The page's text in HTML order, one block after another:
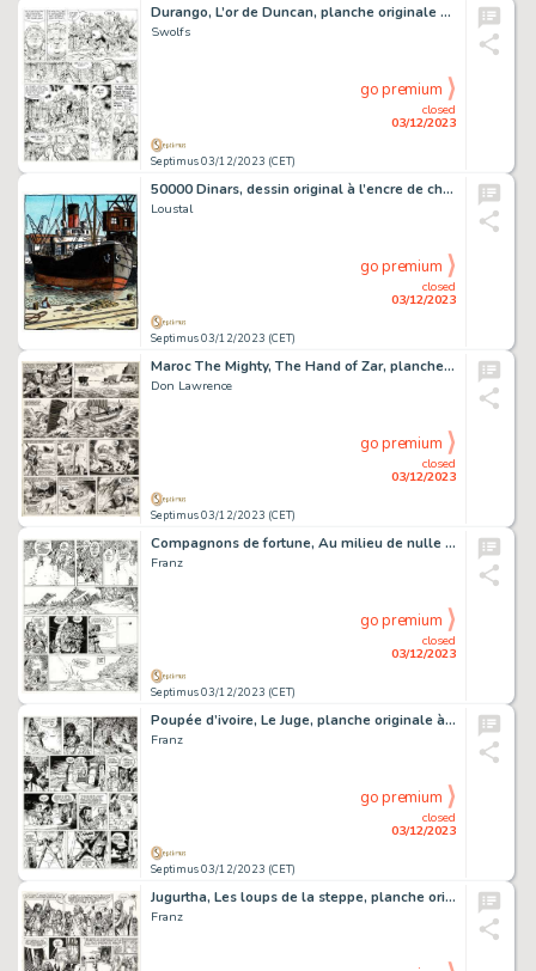
Durango, L’or de Duncan, planche originale à l’encre de chine.
Swolfs
Septimus 03/12/2023 (CET)
closed
03/12/2023
go premium
50000 Dinars, dessin original à l’encre de chine et à l’aquarelle pour cet album paru en 1995 aux éditions Reporter.
Loustal
Septimus 03/12/2023 (CET)
closed
03/12/2023
go premium
Maroc The Mighty, The Hand of Zar, planche originale à l’encre de chine publiée en 1964 chez Lion Comics.
Don Lawrence
Septimus 03/12/2023 (CET)
closed
03/12/2023
go premium
Compagnons de fortune, Au milieu de nulle part …, planche originale à l’encre de chine.
Franz
Septimus 03/12/2023 (CET)
closed
03/12/2023
go premium
Poupée d’ivoire, Le Juge, planche originale à l’encre de chine.
Franz
Septimus 03/12/2023 (CET)
closed
03/12/2023
go premium
Jugurtha, Les loups de la steppe, planche originale à l’encre de chine.
Franz